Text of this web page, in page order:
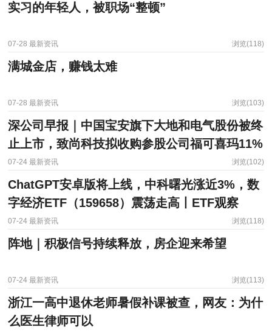
实习的年轻人，被职场“整顿”
07-28 最新资讯 浏览(118)
满城金店，赚钱太难
07-28 最新资讯 浏览(103)
深公司早报｜中国宝安旗下大地和电气股份被终
止上市，致尚科技拟收购参股公司福可喜玛11%
股权
07-24 最新资讯 浏览(102)
ChatGPT安卓版将上线，中科曙光涨近3%，数
字经济ETF（159658）震荡走高丨ETF观察
07-24 最新资讯 浏览(118)
阵地｜积极信号持续释放，房企迎来希望
07-24 最新资讯 浏览(113)
浙江一高中退休老师暑假补课被查，网友：为什
么医生律师可以